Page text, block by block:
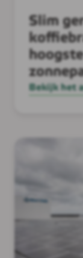
Slim
Bekijk het